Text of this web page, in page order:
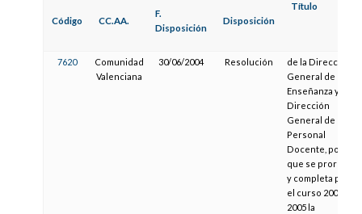
Código CC.AA.
F.
Disposición
Disposición
Título
7620
Comunidad
Valenciana
30/06/2004 Resolución
de la Dirección
General de
Enseñanza y de la
Dirección
General de
Personal
Docente, por la
que se prorroga
y completa para
el curso 2004-
2005 la